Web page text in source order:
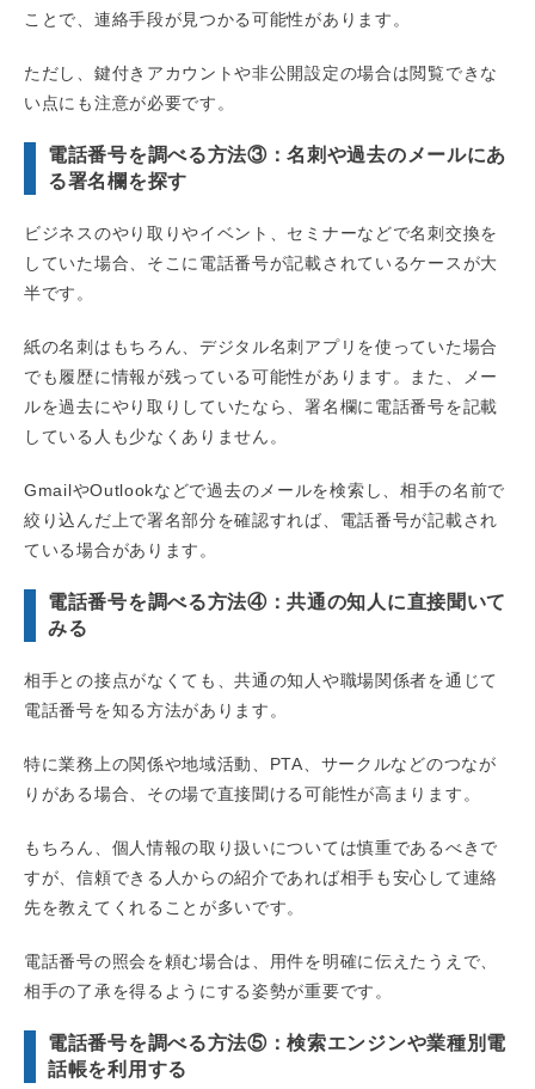
ことで、連絡手段が見つかる可能性があります。
ただし、鍵付きアカウントや非公開設定の場合は閲覧できな
い点にも注意が必要です。
電話番号を調べる方法③：名刺や過去のメールにあ
る署名欄を探す
ビジネスのやり取りやイベント、セミナーなどで名刺交換を
していた場合、そこに電話番号が記載されているケースが大
半です。
紙の名刺はもちろん、デジタル名刺アプリを使っていた場合
でも履歴に情報が残っている可能性があります。また、メー
ルを過去にやり取りしていたなら、署名欄に電話番号を記載
している人も少なくありません。
GmailやOutlookなどで過去のメールを検索し、相手の名前で
絞り込んだ上で署名部分を確認すれば、電話番号が記載され
ている場合があります。
電話番号を調べる方法④：共通の知人に直接聞いて
みる
相手との接点がなくても、共通の知人や職場関係者を通じて
電話番号を知る方法があります。
特に業務上の関係や地域活動、PTA、サークルなどのつなが
りがある場合、その場で直接聞ける可能性が高まります。
もちろん、個人情報の取り扱いについては慎重であるべきで
すが、信頼できる人からの紹介であれば相手も安心して連絡
先を教えてくれることが多いです。
電話番号の照会を頼む場合は、用件を明確に伝えたうえで、
相手の了承を得るようにする姿勢が重要です。
電話番号を調べる方法⑤：検索エンジンや業種別電
話帳を利用する